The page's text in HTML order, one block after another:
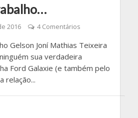
2016 4 Comentários
Gelson Joní Mathias Teixeira
sua verdadeira
Ford Galaxie (e também pelo
relação...